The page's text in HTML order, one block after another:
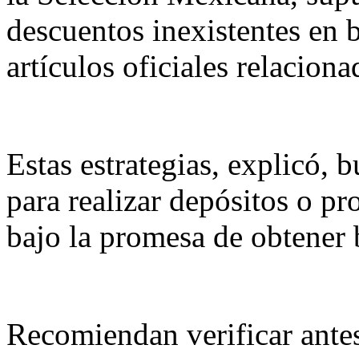
descuentos inexistentes en
artículos oficiales
Estas estrategias, explicó,
para realizar depósitos o
bajo la promesa de
Recomiendan verificar